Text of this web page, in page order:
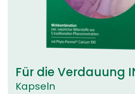
Für die Verdauung
Kapseln